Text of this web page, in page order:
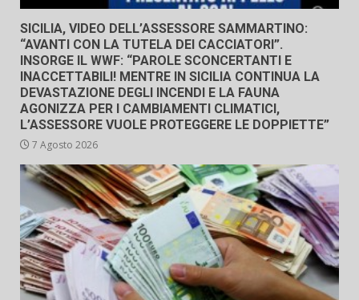
SICILIA, VIDEO DELL’ASSESSORE SAMMARTINO:
“AVANTI CON LA TUTELA DEI CACCIATORI”.
INSORGE IL WWF: “PAROLE SCONCERTANTI E
INACCETTABILI! MENTRE IN SICILIA CONTINUA LA
DEVASTAZIONE DEGLI INCENDI E LA FAUNA
AGONIZZA PER I CAMBIAMENTI CLIMATICI,
L’ASSESSORE VUOLE PROTEGGERE LE DOPPIETTE”
7 Agosto 2026